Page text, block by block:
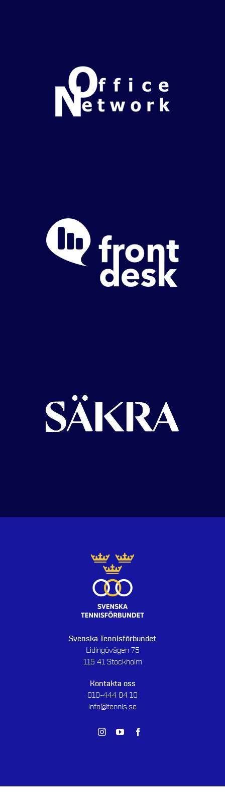
Svenska Tennisförbundet
Lidingövägen 75
115 41 Stockholm
Kontakta oss
010-444 04 10
info@tennis.se